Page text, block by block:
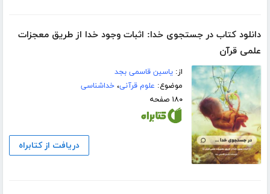
دانلود کتاب در جستجوی خدا: اثبات وجود خدا از طریق معجزات
علمی قرآن
از:یاسین قاسمی بجد
موضوع: علوم قرآنی،خداشناسی
۱۸۰ صفحه
دریافت از کتابراه